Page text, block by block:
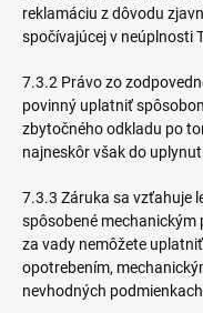
reklamáciu z dôvodu
spočívajúcej v neúplnosti
7.3.2 Právo zo
povinný uplatniť
zbytočného odkladu po
najneskôr však do
7.3.3 Záruka sa vzťahuje
spôsobené
za vady nemôžete
opotrebením,
nevhodných